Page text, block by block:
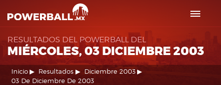
RESULTADOS DEL POWERBALL DEL
MIÉRCOLES, 03 DICIEMBRE 2003
Inicio Resultados
Diciembre 2003
03 De Diciembre De 2003